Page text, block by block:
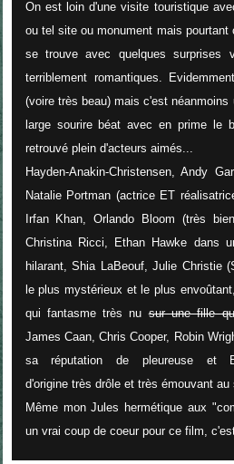
On est loin d'une visite touristique
ou tel site ou monument mais
se trouve avec quelques surprises
terriblement romantiques.
(voire très beau) mais c'est néanmoins
large sourire béat avec en prime le
retrouvé plein d'acteurs aimés...
Hayden-Anakin-Christensen, Andy
Natalie Portman (actrice ET
Irfan Khan, Orlando Bloom (très
Christina Ricci, Ethan Hawke dans
hilarant, Shia LaBeouf, Julie Christie
le plus mystérieux et le plus
qui fantasme très nusur une fille
James Caan, Chris Cooper, Robin
sa réputation de pleureuse et
d'origine très drôle et très émouvant
Même mon Jules hermétique aux
un vrai coup de coeur pour ce film,